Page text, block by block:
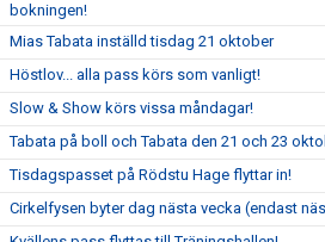
bokningen!
Mias Tabata inställd tisdag 21 oktober
Höstlov... alla pass körs som vanligt!
Slow & Show körs vissa måndagar!
Tabata på boll och Tabata den 21 och 23
Tisdagspasset på Rödstu Hage flyttar in!
Cirkelfysen byter dag nästa vecka (endast